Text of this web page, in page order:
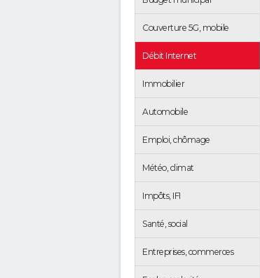
Couverture 5G, mobile
Débit Internet
Immobilier
Automobile
Emploi, chômage
Météo, climat
Impôts, IFI
Santé, social
Entreprises, commerces